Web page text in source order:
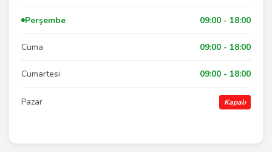
Perşembe 09:00 - 18:00
Cuma 09:00 - 18:00
Cumartesi 09:00 - 18:00
Pazar Kapalı